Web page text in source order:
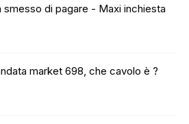
smesso di pagare - Maxi inchiesta
market 698, che cavolo è ?